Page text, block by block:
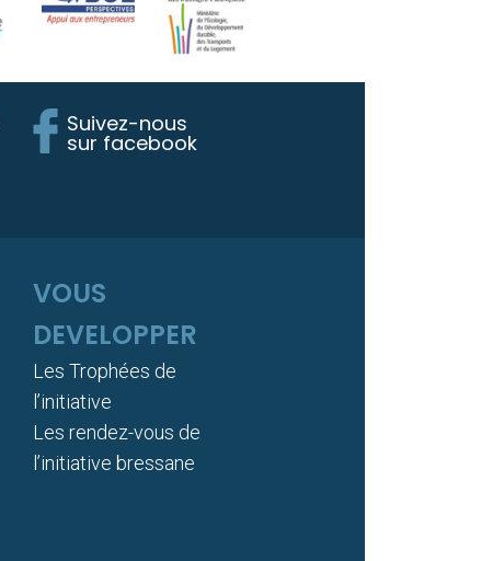
Suivez-nous
sur facebook
VOUS
DEVELOPPER
Les Trophées de
l’initiative
Les rendez-vous de
l’initiative bressane